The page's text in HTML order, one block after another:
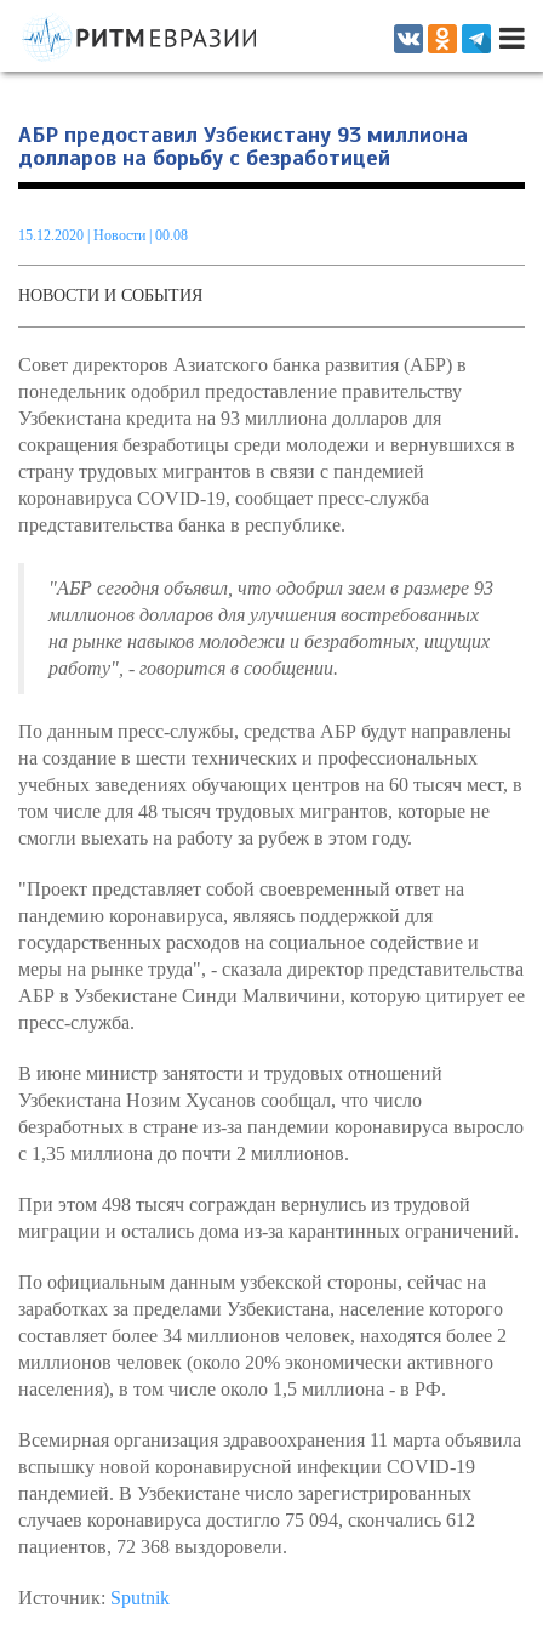
Информационно-аналитическое издание, посвященное актуальным
проблемам интеграции на постсоветском пространстве
АБР предоставил Узбекистану 93 миллиона
долларов на борьбу с безработицей
15.12.2020 Новости | 00.08
НОВОСТИ И СОБЫТИЯ
Совет директоров Азиатского банка развития (АБР) в
понедельник одобрил предоставление правительству
Узбекистана кредита на 93 миллиона долларов для
сокращения безработицы среди молодежи и вернувшихся в
страну трудовых мигрантов в связи с пандемией
коронавируса COVID-19, сообщает пресс-служба
представительства банка в республике.
"АБР сегодня объявил, что одобрил заем в размере 93
миллионов долларов для улучшения востребованных
на рынке навыков молодежи и безработных, ищущих
работу", - говорится в сообщении.
По данным пресс-службы, средства АБР будут направлены
на создание в шести технических и профессиональных
учебных заведениях обучающих центров на 60 тысяч мест, в
том числе для 48 тысяч трудовых мигрантов, которые не
смогли выехать на работу за рубеж в этом году.
"Проект представляет собой своевременный ответ на
пандемию коронавируса, являясь поддержкой для
государственных расходов на социальное содействие и
меры на рынке труда", - сказала директор представительства
АБР в Узбекистане Синди Малвичини, которую цитирует ее
пресс-служба.
В июне министр занятости и трудовых отношений
Узбекистана Нозим Хусанов сообщал, что число
безработных в стране из-за пандемии коронавируса выросло
с 1,35 миллиона до почти 2 миллионов.
При этом 498 тысяч сограждан вернулись из трудовой
миграции и остались дома из-за карантинных ограничений.
По официальным данным узбекской стороны, сейчас на
заработках за пределами Узбекистана, население которого
составляет более 34 миллионов человек, находятся более 2
миллионов человек (около 20% экономически активного
населения), в том числе около 1,5 миллиона - в РФ.
Всемирная организация здравоохранения 11 марта объявила
вспышку новой коронавирусной инфекции COVID-19
пандемией. В Узбекистане число зарегистрированных
случаев коронавируса достигло 75 094, скончались 612
пациентов, 72 368 выздоровели.
Источник: Sputnik